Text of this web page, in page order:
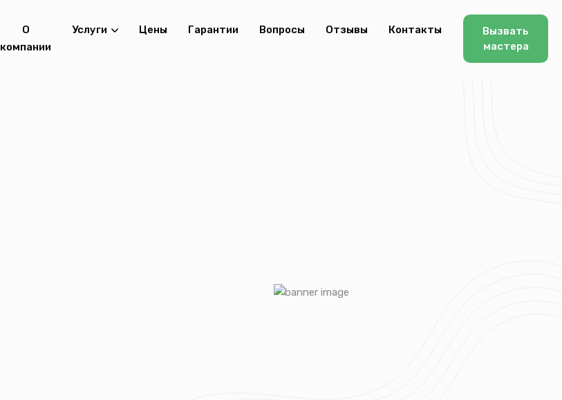
О
компании
Услуги Цены Гарантии Вопросы Отзывы Контакты
Вызвать
мастера